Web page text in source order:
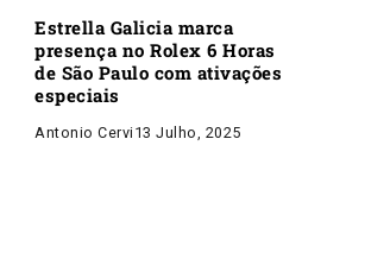
Estrella Galicia marca
presença no Rolex 6 Horas
de São Paulo com ativações
especiais
Antonio Cervi 13 Julho, 2025